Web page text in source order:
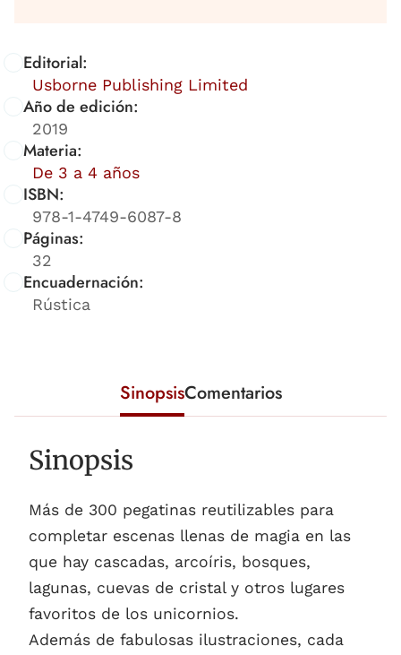
Editorial:
Usborne Publishing Limited
Año de edición:
2019
Materia:
De 3 a 4 años
ISBN:
978-1-4749-6087-8
Páginas:
32
Encuadernación:
Rústica
SinopsisComentarios
Sinopsis
Más de 300 pegatinas reutilizables para
completar escenas llenas de magia en las
que hay cascadas, arcoíris, bosques,
lagunas, cuevas de cristal y otros lugares
favoritos de los unicornios.
Además de fabulosas ilustraciones, cada